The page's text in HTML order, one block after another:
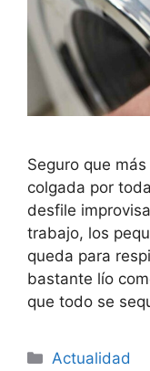
Seguro que
colgada por
desfile
trabajo, los
queda para
bastante lío
que todo se
Categorías
Actualidad